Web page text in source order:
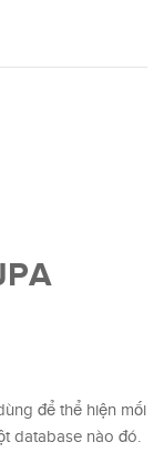
để thể hiện mối
database nào đó.